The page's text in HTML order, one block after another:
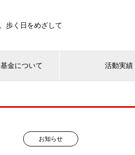
歩く日をめざして
金について 活動実績
お知らせ